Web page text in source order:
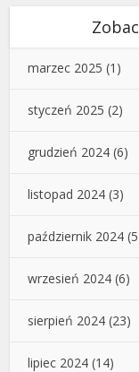
marzec 2025 (1)
styczeń 2025 (2)
grudzień 2024 (6)
listopad 2024 (3)
październik 2024
wrzesień 2024 (6)
sierpień 2024 (23)
lipiec 2024 (14)